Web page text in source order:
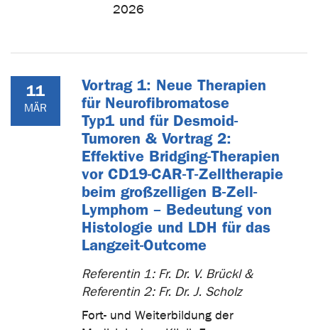
2026
11
MÄR
Vortrag 1: Neue Therapien
für Neurofibromatose
Typ1 und für Desmoid-
Tumoren & Vortrag 2:
Effektive Bridging-Therapien
vor CD19-CAR-T-Zelltherapie
beim großzelligen B-Zell-
Lymphom – Bedeutung von
Histologie und LDH für das
Langzeit-Outcome
Referentin 1: Fr. Dr. V. Brückl &
Referentin 2: Fr. Dr. J. Scholz
Fort- und Weiterbildung der